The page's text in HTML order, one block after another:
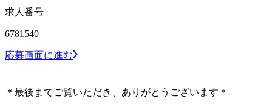
求人番号
6781540
応募画面に進む
＊最後までご覧いただき、ありがとうございます＊